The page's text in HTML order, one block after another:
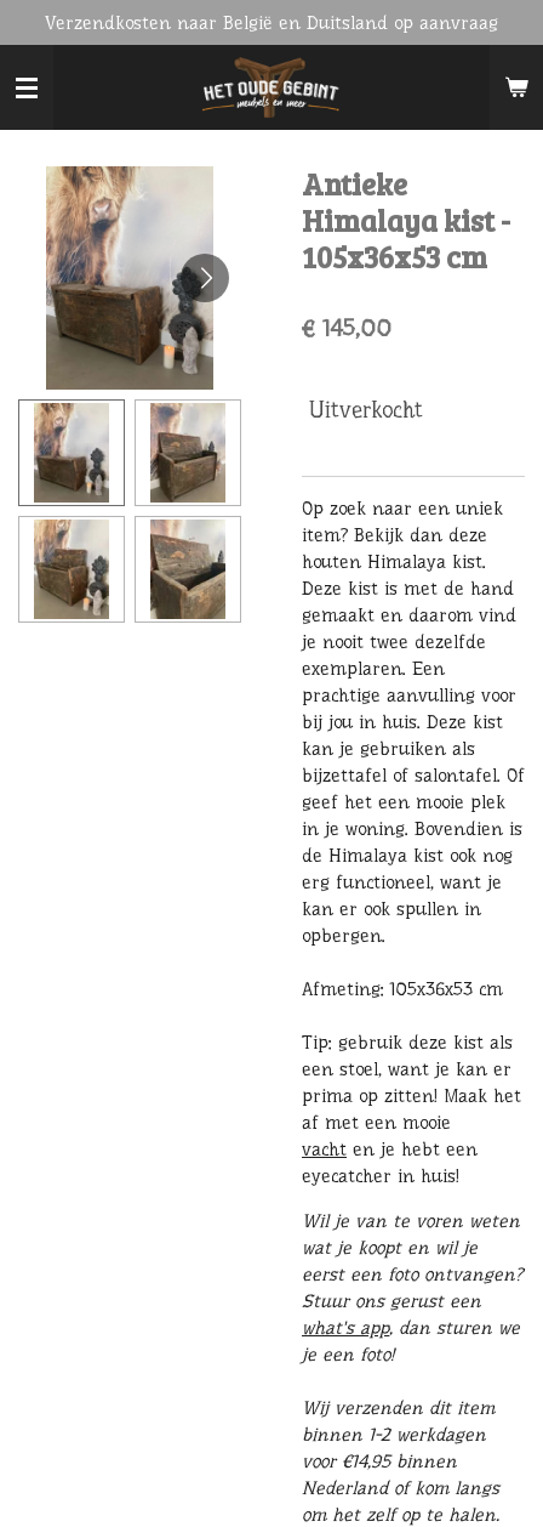
direct
naar
de
hoofdinhoud
Verzendkosten naar België en Duitsland op aanvraag
Antieke
Himalaya kist -
105x36x53 cm
€ 145,00
Uitverkocht
Op zoek naar een uniek
item? Bekijk dan deze
houten Himalaya kist.
Deze kist is met de hand
gemaakt en daarom vind
je nooit twee dezelfde
exemplaren. Een
prachtige aanvulling voor
bij jou in huis. Deze kist
kan je gebruiken als
bijzettafel of salontafel. Of
geef het een mooie plek
in je woning. Bovendien is
de Himalaya kist ook nog
erg functioneel, want je
kan er ook spullen in
opbergen.
Afmeting: 105x36x53 cm
Tip: gebruik deze kist als
een stoel, want je kan er
prima op zitten! Maak het
af met een mooie
vacht en je hebt een
eyecatcher in huis!
Wil je van te voren weten
wat je koopt en wil je
eerst een foto ontvangen?
Stuur ons gerust een
what's app, dan sturen we
je een foto!
Wij verzenden dit item
binnen 1-2 werkdagen
voor €14,95 binnen
Nederland of kom langs
om het zelf op te halen.